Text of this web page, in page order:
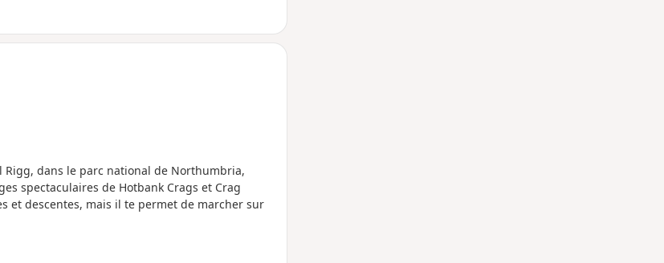
dans le parc national de Northumbria,
spectaculaires de Hotbank Crags et Crag
et descentes, mais il te permet de marcher sur